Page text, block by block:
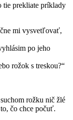
tie prekliate príklady
mi vysvetľovať,
po jeho
rožok s treskou?“
rožku nič žlé
čo chce počuť.